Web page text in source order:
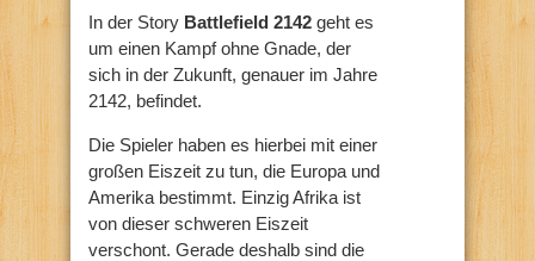
In der Story Battlefield 2142 geht es
um einen Kampf ohne Gnade, der
sich in der Zukunft, genauer im Jahre
2142, befindet.
Die Spieler haben es hierbei mit einer
großen Eiszeit zu tun, die Europa und
Amerika bestimmt. Einzig Afrika ist
von dieser schweren Eiszeit
verschont. Gerade deshalb sind die